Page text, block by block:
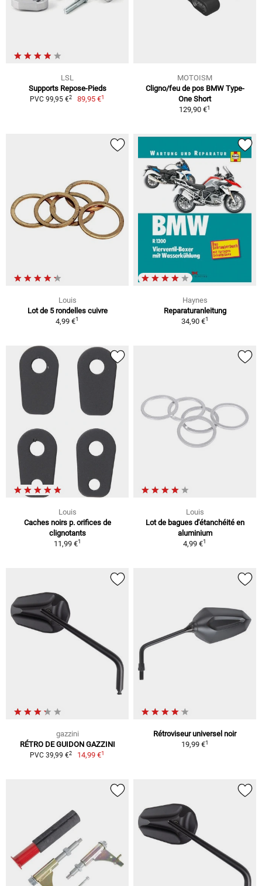
LSL
Supports Repose-Pieds
PVC 99,95 €2 89,95 €1
MOTOISM
Cligno/feu de pos BMW Type-
One Short
129,90 €1
Louis
Lot de 5 rondelles cuivre
4,99 €1
Haynes
Reparaturanleitung
34,90 €1
Louis
Caches noirs p. orifices de
clignotants
11,99 €1
Louis
Lot de bagues d'étanchéité en
aluminium
4,99 €1
gazzini
RÉTRO DE GUIDON GAZZINI
PVC 39,99 €2 14,99 €1
Rétroviseur universel noir
19,99 €1